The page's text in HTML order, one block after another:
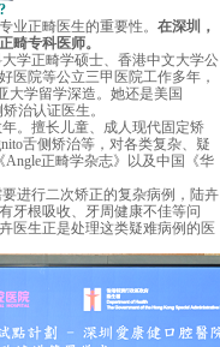
正畸医生的重要性。 在深圳，
畸专科医师。
学正畸学硕士、香港中文大学公
医院等公立三甲医院工作多年，
大学留学深造。她还是美国
治认证医生。
。擅长儿童、成人现代固定矫
舌侧矫治等，对各类复杂、疑
正畸学杂志》以及中国《华
进行二次矫正的复杂病例，陆卉
牙根吸收、牙周健康不佳等问
医生正是处理这类疑难病例的医